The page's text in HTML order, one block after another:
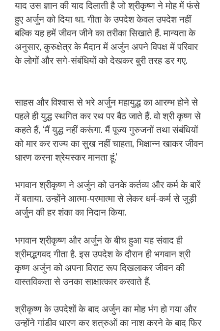
याद उस ज्ञान की याद दिलाती है जो श्रीकृष्‍ण ने मोह में फंसे
हुए अर्जुन को दिया था. गीता के उपदेश केवल उपदेश नहीं
बल्‍कि यह हमें जीवन जीने का तरीका सिखाते हैं. मान्‍यता के
अनुसार, कुरुक्षेत्र के मैदान में अर्जुन अपने विपक्ष में परिवार
के लोगों और सगे-संबंधियों को देखकर बुरी तरह डर गए.
साहस और विश्वास से भरे अर्जुन महायुद्ध का आरम्भ होने से
पहले ही युद्ध स्थगित कर रथ पर बैठ जाते हैं. वो श्री कृष्ण से
कहते हैं, ‘मैं युद्ध नहीं करूंगा. मैं पूज्य गुरुजनों तथा संबंधियों
को मार कर राज्य का सुख नहीं चाहता, भिक्षान्न खाकर जीवन
धारण करना श्रेयस्कर मानता हूं.’
भगवान श्रीकृष्ण ने अर्जुन को उनके कर्तव्य और कर्म के बारें
में बताया. उन्‍होंने आत्मा-परमात्मा से लेकर धर्म-कर्म से जुड़ी
अर्जुन की हर शंका का निदान किया.
भगवान श्रीकृष्ण और अर्जुन के बीच हुआ यह संवाद ही
श्रीमद्भगवद गीता है. इस उपदेश के दौरान ही भगवान श्री
कृष्ण अर्जुन को अपना विराट रूप दिखलाकर जीवन की
वास्तविकता से उनका साक्षात्कार करवाते हैं.
श्रीकृष्‍ण के उपदेशों के बाद अर्जुन का मोह भंग हो गया और
उन्‍होंने गांडीव धारण कर शत्रुओं का नाश करने के बाद फिर